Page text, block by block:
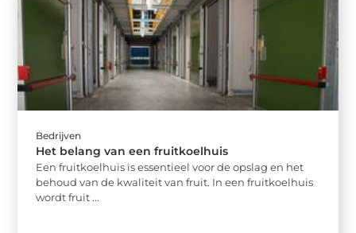
Bedrijven
Het belang van een fruitkoelhuis
Een fruitkoelhuis is essentieel voor de opslag en het
behoud van de kwaliteit van fruit. In een fruitkoelhuis
wordt fruit ...